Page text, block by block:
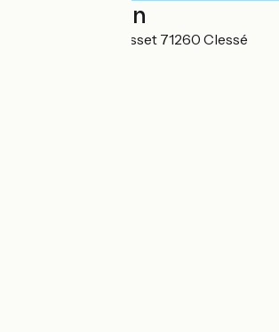
Localisation
365 Route du Rousset 71260 Clessé